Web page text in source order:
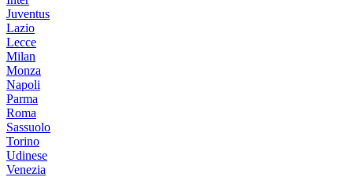
Juventus
Lazio
Lecce
Milan
Monza
Napoli
Parma
Roma
Sassuolo
Torino
Udinese
Venezia